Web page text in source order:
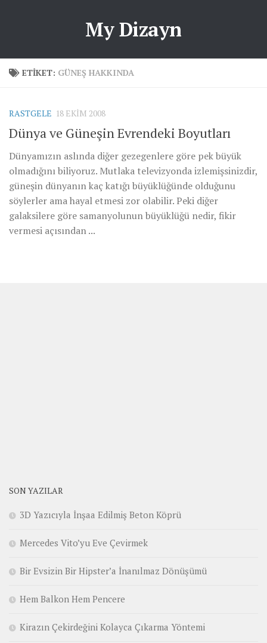
My Dizayn
ETIKET: GÜNEŞ HAKKINDA
RASTGELE 18 EKIM 2008
Dünya ve Güneşin Evrendeki Boyutları
Dünyamızın aslında diğer gezegenlere göre pek büyük
olmadığını biliyoruz. Mutlaka televizyonda izlemişsinizdir,
güneşin dünyanın kaç katığı büyüklüğünde olduğunu
söylerler ama hayal etmesi zor olabilir. Peki diğer
galaksilere göre samanyolunun büyüklüğü nedir, fikir
vermesi açısından ...
SON YAZILAR
3D Yazıcıyla İnşaa Edilmiş Beton Köprü
Mercedes Vito’yu Eve Çevirmek
Bir Evsizin Bir Hipster’a İnanılmaz Dönüşümü
Hem Balkon Hem Pencere
Kirazın Çekirdeğini Kolayca Çıkarma Yöntemi